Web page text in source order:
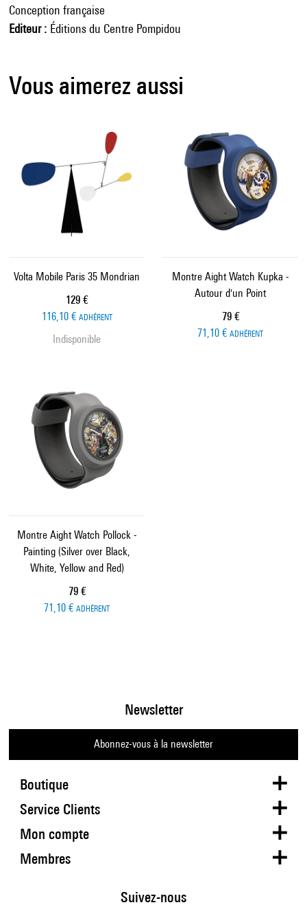
Conception française
Editeur
Éditions du Centre Pompidou
Vous aimerez aussi
Volta Mobile Paris 35 Mondrian
Prix ​​actuel
129 €
116,10 € ADHÉRENT
Indisponible
Montre Aight Watch Kupka -
Autour d'un Point
Prix ​​actuel
79 €
71,10 € ADHÉRENT
Montre Aight Watch Pollock -
Painting (Silver over Black,
White, Yellow and Red)
Prix ​​actuel
79 €
71,10 € ADHÉRENT
Boutique
Newsletter
Abonnez-vous à la newsletter
Service Clients
Mon compte
Membres
Suivez-nous